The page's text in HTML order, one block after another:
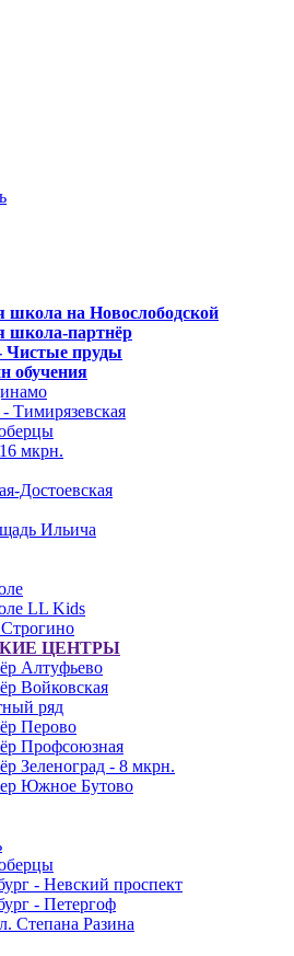
школа на Новослободской
школа-партнёр
Чистые пруды
обучения
Тимирязевская
мкрн.
Достоевская
Ильича
LL Kids
ЦЕНТРЫ
Алтуфьево
Войковская
ряд
Перово
Профсоюзная
Зеленоград - 8 мкрн.
Южное Бутово
- Невский проспект
- Петергоф
Степана Разина